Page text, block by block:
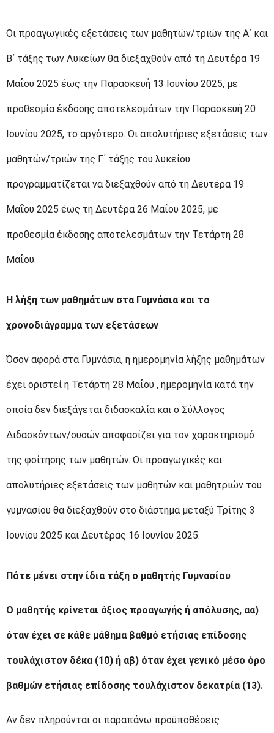
Οι προαγωγικές εξετάσεις των μαθητών/τριών της Α΄ και
Β΄ τάξης των Λυκείων θα διεξαχθούν από τη Δευτέρα 19
Μαΐου 2025 έως την Παρασκευή 13 Ιουνίου 2025, με
προθεσμία έκδοσης αποτελεσμάτων την Παρασκευή 20
Ιουνίου 2025, το αργότερο. Οι απολυτήριες εξετάσεις των
μαθητών/τριών της Γ΄ τάξης του λυκείου
προγραμματίζεται να διεξαχθούν από τη Δευτέρα 19
Μαΐου 2025 έως τη Δευτέρα 26 Μαΐου 2025, με
προθεσμία έκδοσης αποτελεσμάτων την Τετάρτη 28
Μαΐου.
Η λήξη των μαθημάτων στα Γυμνάσια και το
χρονοδιάγραμμα των εξετάσεων
Όσον αφορά στα Γυμνάσια, η ημερομηνία λήξης μαθημάτων
έχει οριστεί η Τετάρτη 28 Μαΐου , ημερομηνία κατά την
οποία δεν διεξάγεται διδασκαλία και ο Σύλλογος
Διδασκόντων/ουσών αποφασίζει για τον χαρακτηρισμό
της φοίτησης των μαθητών. Οι προαγωγικές και
απολυτήριες εξετάσεις των μαθητών και μαθητριών του
γυμνασίου θα διεξαχθούν στο διάστημα μεταξύ Τρίτης 3
Ιουνίου 2025 και Δευτέρας 16 Ιουνίου 2025.
Πότε μένει στην ίδια τάξη ο μαθητής Γυμνασίου
Ο μαθητής κρίνεται άξιος προαγωγής ή απόλυσης, αα)
όταν έχει σε κάθε μάθημα βαθμό ετήσιας επίδοσης
τουλάχιστον δέκα (10) ή αβ) όταν έχει γενικό μέσο όρο
βαθμών ετήσιας επίδοσης τουλάχιστον δεκατρία (13).
Αν δεν πληρούνται οι παραπάνω προϋποθέσεις